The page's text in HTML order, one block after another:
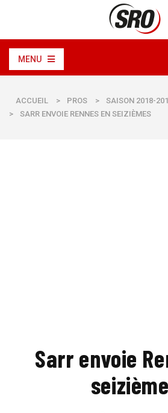
MENU
ACCUEIL > PROS > SAISON 2018-
>
SARR ENVOIE RENNES EN SEIZIÈMES
Sarr envoie